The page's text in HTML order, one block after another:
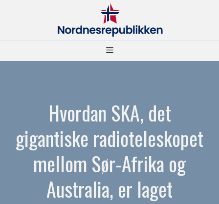
Meny
Hvordan SKA, det
gigantiske radioteleskopet
mellom Sør-Afrika og
Australia, er laget